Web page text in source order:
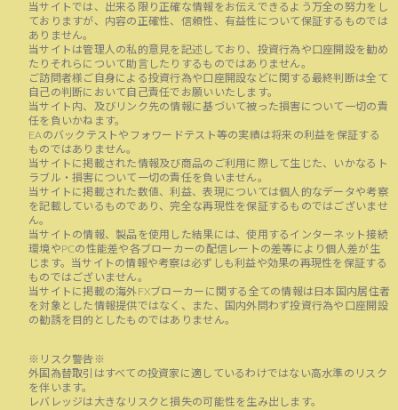
当サイトでは、出来る限り正確な情報をお伝えできるよう万全の努力をし
ておりますが、内容の正確性、信頼性、有益性について保証するものでは
ありません。
当サイトは管理人の私的意見を記述しており、投資行為や口座開設を勧め
たりそれらについて助言したりするものではありません。
ご訪問者様ご自身による投資行為や口座開設などに関する最終判断は全て
自己の判断において自己責任でお願いいたします。
当サイト内、及びリンク先の情報に基づいて被った損害について一切の責
任を負いかねます。
EAのバックテストやフォワードテスト等の実績は将来の利益を保証する
ものではありません。
当サイトに掲載された情報及び商品のご利用に際して生じた、いかなるト
ラブル・損害について一切の責任を負いません。
当サイトに掲載された数値、利益、表現については個人的なデータや考察
を記載しているものであり、完全な再現性を保証するものではございませ
ん。
当サイトの情報、製品を使用した結果には、使用するインターネット接続
環境やPCの性能差や各ブローカーの配信レートの差等により個人差が生
じます。当サイトの情報や考察は必ずしも利益や効果の再現性を保証する
ものではございません。
当サイトに掲載の海外FXブローカーに関する全ての情報は日本国内居住者
を対象とした情報提供ではなく、また、国内外問わず投資行為や口座開設
の勧誘を目的としたものではありません。
※リスク警告※
外国為替取引はすべての投資家に適しているわけではない高水準のリスク
を伴います。
レバレッジは大きなリスクと損失の可能性を生み出します。